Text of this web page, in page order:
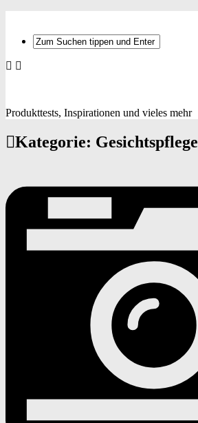
Produkttests, Inspirationen und vieles mehr
Kategorie: Gesichtspflege